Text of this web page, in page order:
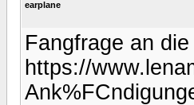
earplane
Fangfrage an
https://